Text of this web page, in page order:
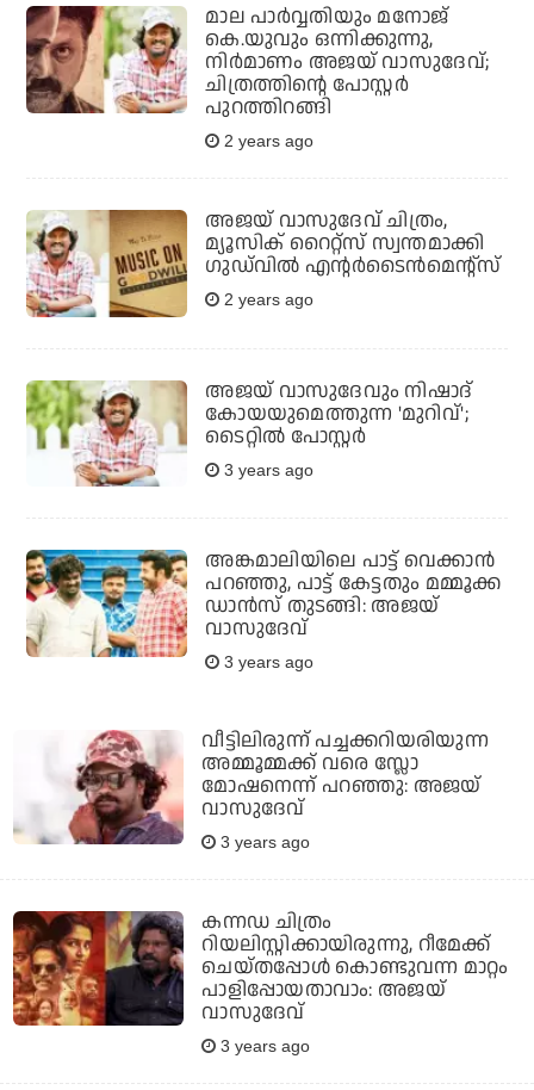
മാല പാർവ്വതിയും മനോജ്‌
കെ.യുവും ഒന്നിക്കുന്നു,
നിർമാണം അജയ് വാസുദേവ്;
ചിത്രത്തിന്റെ പോസ്റ്റർ
പുറത്തിറങ്ങി
2 years ago
അജയ് വാസുദേവ് ചിത്രം,
മ്യൂസിക് റൈറ്റ്സ് സ്വന്തമാക്കി
ഗുഡ്‌വില്‍ എന്റർടൈൻമെന്റ്സ്
2 years ago
അജയ് വാസുദേവും നിഷാദ്
കോയയുമെത്തുന്ന 'മുറിവ്';
ടൈറ്റില്‍ പോസ്റ്റര്‍
3 years ago
അങ്കമാലിയിലെ പാട്ട് വെക്കാന്‍
പറഞ്ഞു, പാട്ട് കേട്ടതും മമ്മൂക്ക
ഡാന്‍സ് തുടങ്ങി: അജയ്
വാസുദേവ്
3 years ago
വീട്ടിലിരുന്ന് പച്ചക്കറിയരിയുന്ന
അമ്മൂമ്മക്ക് വരെ സ്ലോ
മോഷനെന്ന് പറഞ്ഞു: അജയ്
വാസുദേവ്
3 years ago
കന്നഡ ചിത്രം
റിയലിസ്റ്റിക്കായിരുന്നു, റീമേക്ക്
ചെയ്തപ്പോള്‍ കൊണ്ടുവന്ന മാറ്റം
പാളിപ്പോയതാവാം: അജയ്
വാസുദേവ്
3 years ago